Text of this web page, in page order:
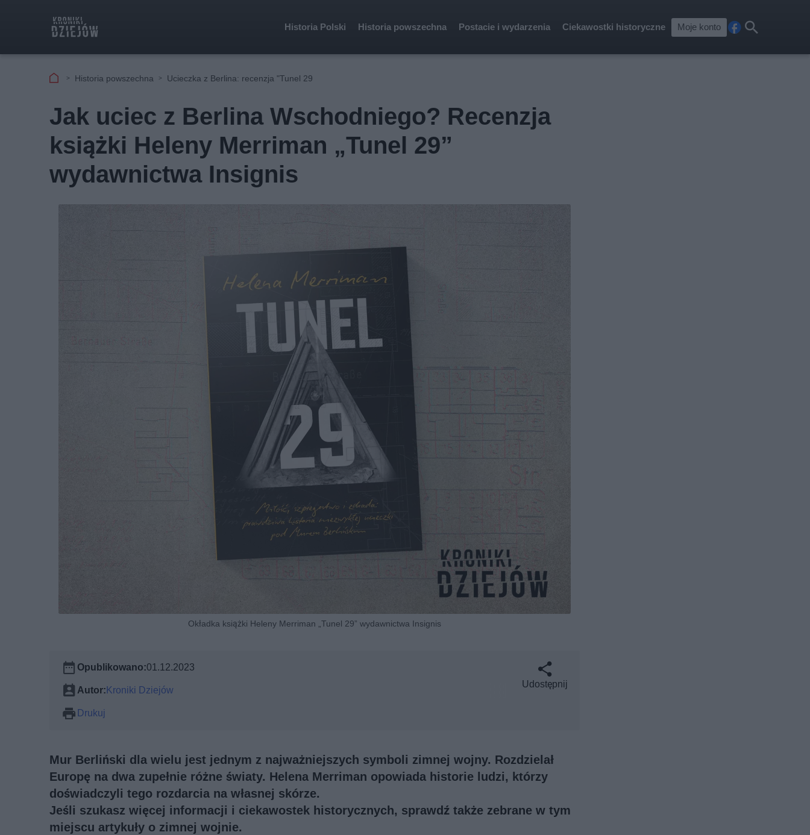
Historia Polski Historia powszechna Postacie i wydarzenia Ciekawostki historyczne Moje konto
cebkaj
Historia powszechna Ucieczka z Berlina: recenzja "Tunel 29
Jak uciec z Berlina Wschodniego? Recenzja
książki Heleny Merriman „Tunel 29”
wydawnictwa Insignis
Okładka książki Heleny Merriman „Tunel 29” wydawnictwa Insignis
Opublikowano:01.12.2023
Autor:Kroniki Dziejów
Drukuj
Udostępnij
Mur Berliński dla wielu jest jednym z najważniejszych symboli zimnej wojny. Rozdzielał
Europę na dwa zupełnie różne światy. Helena Merriman opowiada historie ludzi, którzy
doświadczyli tego rozdarcia na własnej skórze.
Jeśli szukasz więcej informacji i ciekawostek historycznych, sprawdź także zebrane w tym
miejscu artykuły o zimnej wojnie.